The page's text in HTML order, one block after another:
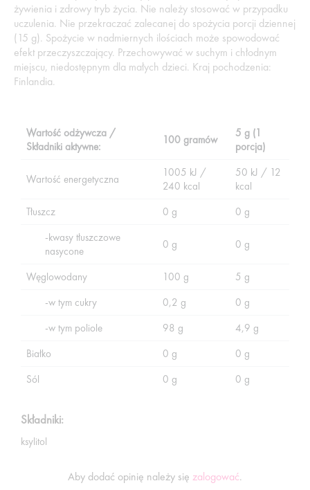
żywienia i zdrowy tryb życia. Nie należy stosować w przypadku
uczulenia. Nie przekraczać zalecanej do spożycia porcji dziennej
(15 g). Spożycie w nadmiernych ilościach może spowodować
efekt przeczyszczający. Przechowywać w suchym i chłodnym
miejscu, niedostępnym dla małych dzieci. Kraj pochodzenia:
Finlandia.
Wartość odżywcza /
Składniki aktywne:
100 gramów
5 g (1
porcja)
Wartość energetyczna
1005 kJ /
240 kcal
50 kJ / 12
kcal
Tłuszcz
0 g
0 g
-kwasy tłuszczowe
nasycone
0 g 0 g
Węglowodany 100 g
5 g
-w tym cukry
0,2 g
0 g
-w tym poliole
98 g
4,9 g
Białko
0 g
0 g
Sól
0 g 0 g
Składniki:
ksylitol
Aby dodać opinię należy się zalogować.